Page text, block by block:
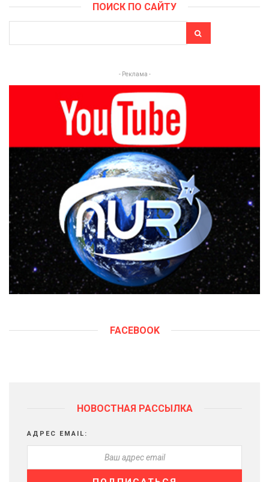
ПОИСК ПО САЙТУ
- Реклама -
FACEBOOK
НОВОСТНАЯ РАССЫЛКА
АДРЕС EMAIL: